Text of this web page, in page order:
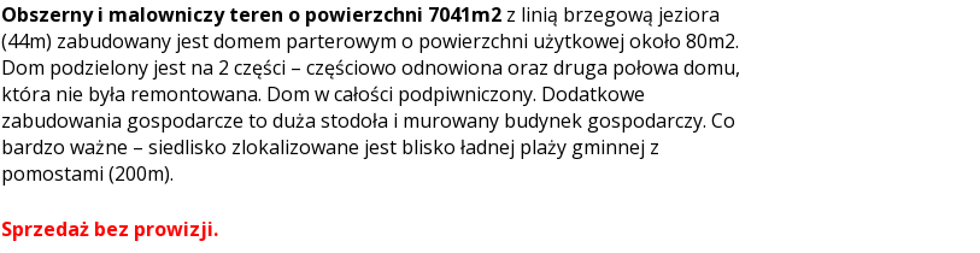
Obszerny i malowniczy teren o powierzchni 7041m2z linią brzegową jeziora
(44m) zabudowany jest domem parterowym o powierzchni użytkowej około 80m2.
Dom podzielony jest na 2 części – częściowo odnowiona oraz druga połowa domu,
która nie była remontowana. Dom w całości podpiwniczony. Dodatkowe
zabudowania gospodarcze to duża stodoła i murowany budynek gospodarczy. Co
bardzo ważne – siedlisko zlokalizowane jest blisko ładnej plaży gminnej z
pomostami (200m).
Sprzedaż bez prowizji.